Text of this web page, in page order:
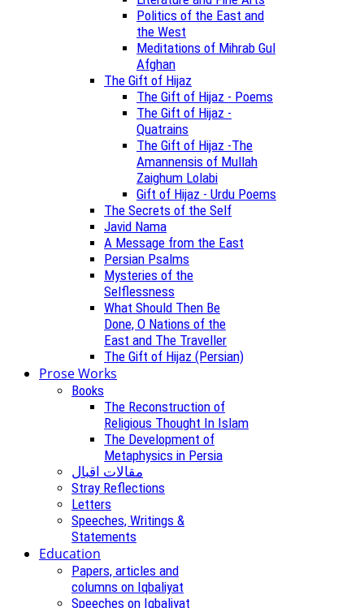
Politics of the East and
the West
Meditations of Mihrab Gul
Afghan
The Gift of Hijaz
The Gift of Hijaz - Poems
The Gift of Hijaz -
Quatrains
The Gift of Hijaz -The
Amannensis of Mullah
Zaighum Lolabi
Gift of Hijaz - Urdu Poems
The Secrets of the Self
Javid Nama
A Message from the East
Persian Psalms
Mysteries of the
Selflessness
What Should Then Be
Done, O Nations of the
East and The Traveller
The Gift of Hijaz (Persian)
Prose Works
Books
The Reconstruction of
Religious Thought In Islam
The Development of
Metaphysics in Persia
مقالات اقبال
Stray Reflections
Letters
Speeches, Writings &
Statements
Education
Papers, articles and
columns on Iqbaliyat
Speeches on Iqbaliyat